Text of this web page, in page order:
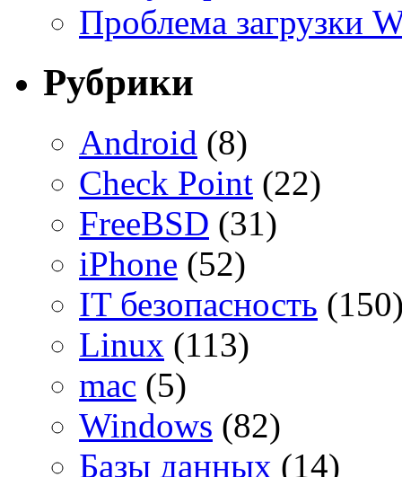
Проблема загрузки
Рубрики
Android (8)
Check Point (22)
FreeBSD (31)
iPhone (52)
IT безопасность
Linux (113)
mac (5)
Windows (82)
Базы данных (14)